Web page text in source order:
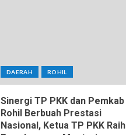
DAERAH ROHIL
Sinergi TP PKK dan Pemkab
Rohil Berbuah Prestasi
Nasional, Ketua TP PKK Raih